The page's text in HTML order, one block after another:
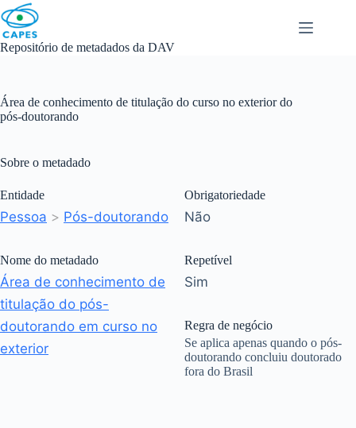
Skip
to
content
Repositório de metadados da DAV
Área de conhecimento de titulação do curso no exterior do
pós-doutorando
Sobre o metadado
Entidade
Pessoa > Pós-doutorando
Nome do metadado
Área de conhecimento de
titulação do pós-
doutorando em curso no
exterior
Obrigatoriedade
Não
Repetível
Sim
Regra de negócio
Se aplica apenas quando o pós-
doutorando concluiu doutorado
fora do Brasil